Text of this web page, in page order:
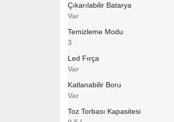
Çıkarılabilir Batarya
Var
Temizleme Modu
3
Led Fırça
Var
Katlanabilir Boru
Var
Toz Torbası Kapasitesi